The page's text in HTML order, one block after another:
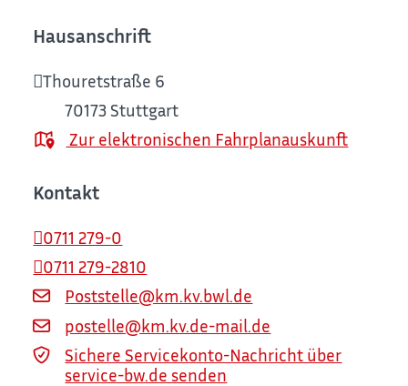
Hausanschrift
Thouretstraße 6
70173 Stuttgart
Zur elektronischen Fahrplanauskunft
Kontakt
0711 279-0
0711 279-2810
Poststelle@km.kv.bwl.de
postelle@km.kv.de-mail.de
Sichere Servicekonto-Nachricht über
service-bw.de senden